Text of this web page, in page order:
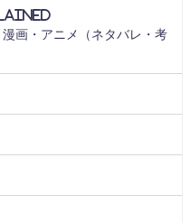
アニメ（ネタバレ・考